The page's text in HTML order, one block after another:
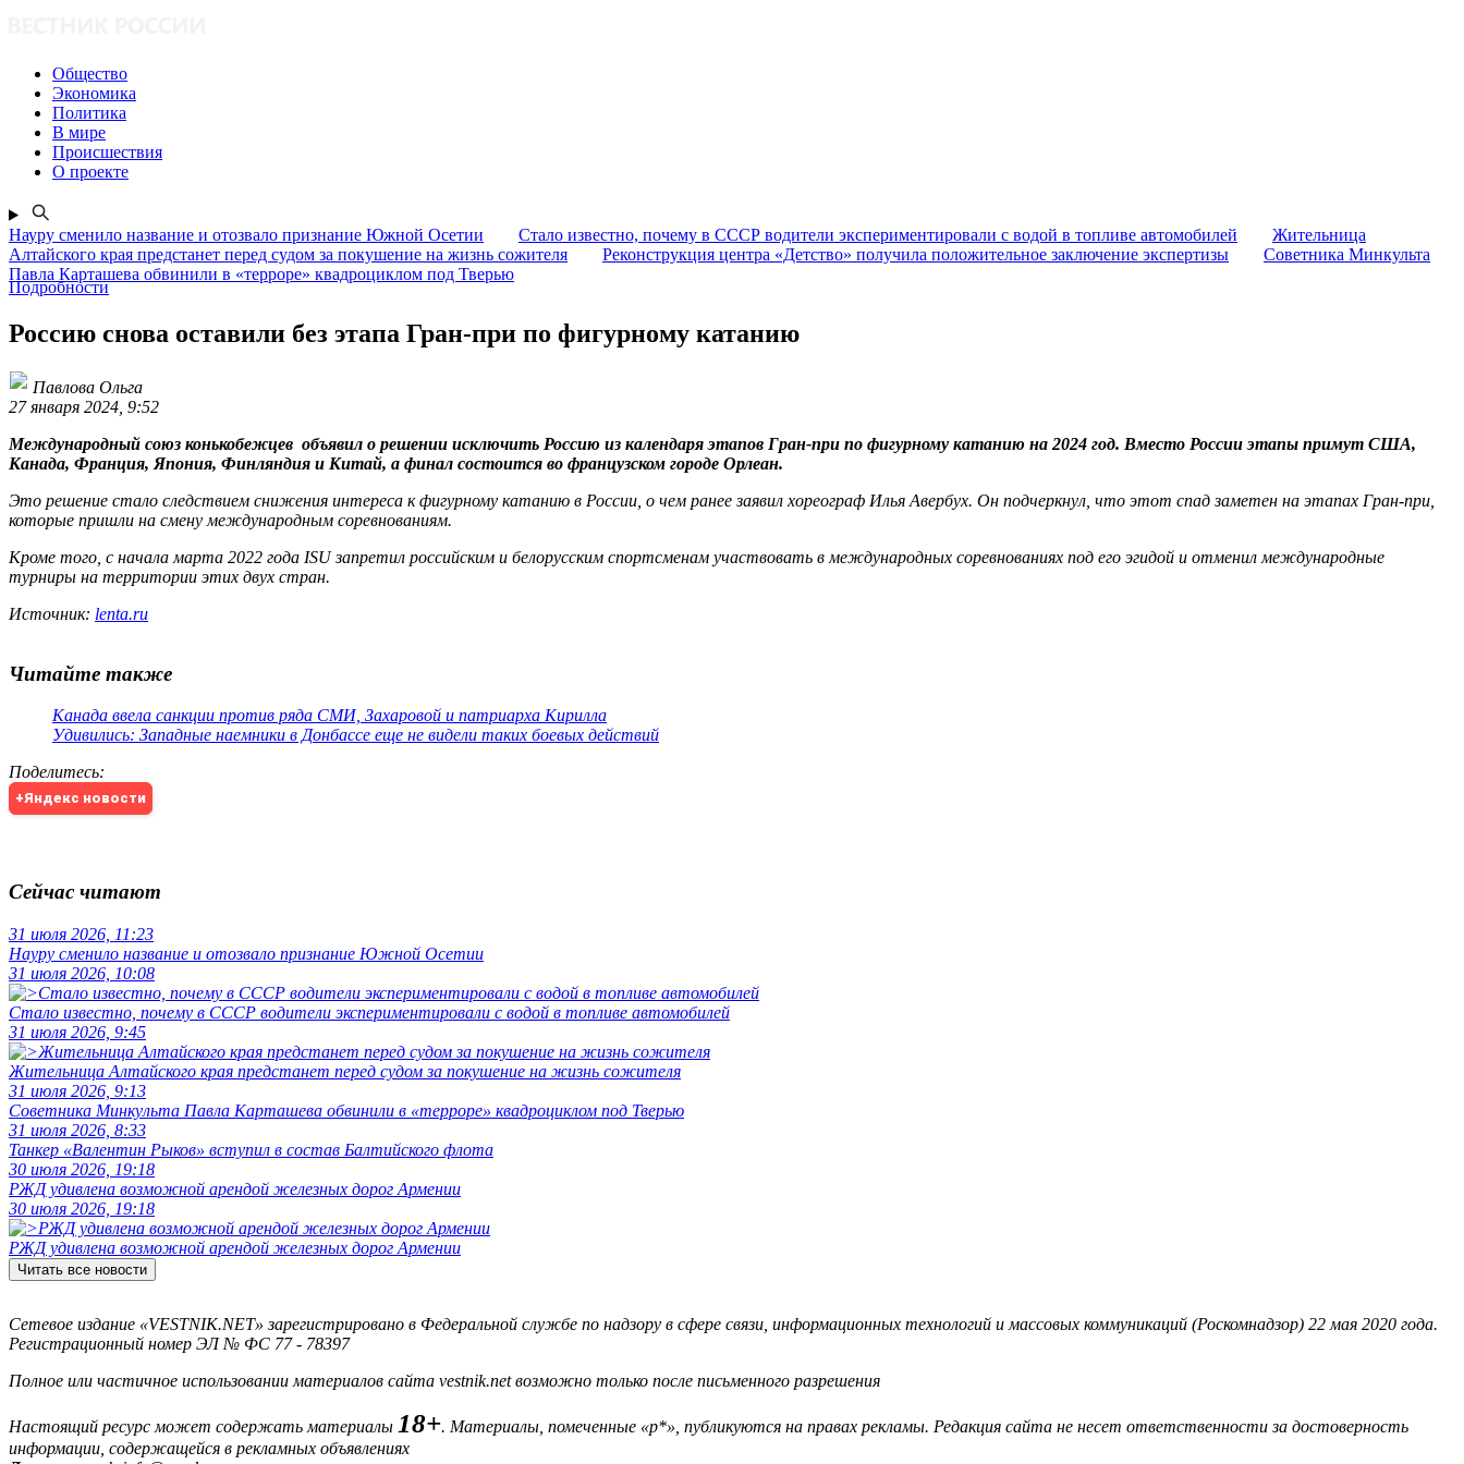
Общество
Экономика
Политика
В мире
Происшествия
О проекте
Науру сменило название и отозвало признание Южной Осетии Стало известно, почему в СССР водители экспериментировали с водой в топливе автомобилей
Жительница
Алтайского края предстанет перед судом за покушение на жизнь сожителя
Реконструкция центра «Детство» получила положительное заключение экспертизы
Советника Минкульта
Павла Карташева обвинили в «терроре» квадроциклом под Тверью
Подробности
Россию снова оставили без этапа Гран-при по фигурному катанию
Павлова Ольга
27 января 2024, 9:52
Международный союз конькобежцев объявил о решении исключить Россию из календаря этапов Гран-при по фигурному катанию на 2024 год. Вместо России этапы примут США,
Канада, Франция, Япония, Финляндия и Китай, а финал состоится во французском городе Орлеан.
Это решение стало следствием снижения интереса к фигурному катанию в России, о чем ранее заявил хореограф Илья Авербух. Он подчеркнул, что этот спад заметен на этапах Гран-при,
которые пришли на смену международным соревнованиям.
Кроме того, с начала марта 2022 года ISU запретил российским и белорусским спортсменам участвовать в международных соревнованиях под его эгидой и отменил международные
турниры на территории этих двух стран.
Источник: lenta.ru
Читайте также
Канада ввела санкции против ряда СМИ, Захаровой и патриарха Кирилла
Удивились: Западные наемники в Донбассе еще не видели таких боевых действий
Поделитесь:
+Яндекс новости
Сейчас читают
31 июля 2026, 11:23
Науру сменило название и отозвало признание Южной Осетии
31 июля 2026, 10:08
Стало известно, почему в СССР водители экспериментировали с водой в топливе автомобилей
31 июля 2026, 9:45
Жительница Алтайского края предстанет перед судом за покушение на жизнь сожителя
31 июля 2026, 9:13
Советника Минкульта Павла Карташева обвинили в «терроре» квадроциклом под Тверью
31 июля 2026, 8:33
Танкер «Валентин Рыков» вступил в состав Балтийского флота
30 июля 2026, 19:18
РЖД удивлена возможной арендой железных дорог Армении
30 июля 2026, 19:18
РЖД удивлена возможной арендой железных дорог Армении
Читать все новости
Сетевое издание «VESTNIK.NET» зарегистрировано в Федеральной службе по надзору в сфере связи, информационных технологий и массовых коммуникаций (Роскомнадзор) 22 мая 2020 года.
Регистрационный номер ЭЛ № ФС 77 - 78397
Полное или частичное использовании материалов сайта vestnik.net возможно только после письменного разрешения
Настоящий ресурс может содержать материалы 18+. Материалы, помеченные «р*», публикуются на правах рекламы. Редакция сайта не несет ответственности за достоверность
информации, содержащейся в рекламных объявлениях